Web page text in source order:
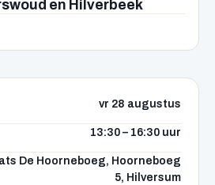
en Hilverbeek
vr 28 augustus
13:30 – 16:30 uur
De Hoorneboeg, Hoorneboeg
5, Hilversum